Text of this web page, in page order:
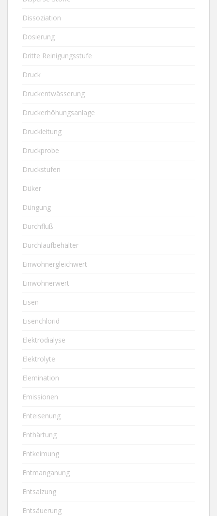
Dissoziation
Dosierung
Dritte Reinigungsstufe
Druck
Druckentwässerung
Druckerhöhungsanlage
Druckleitung
Druckprobe
Druckstufen
Düker
Düngung
Durchfluß
Durchlaufbehälter
Einwohnergleichwert
Einwohnerwert
Eisen
Eisenchlorid
Elektrodialyse
Elektrolyte
Elemination
Emissionen
Enteisenung
Enthärtung
Entkeimung
Entmanganung
Entsalzung
Entsäuerung